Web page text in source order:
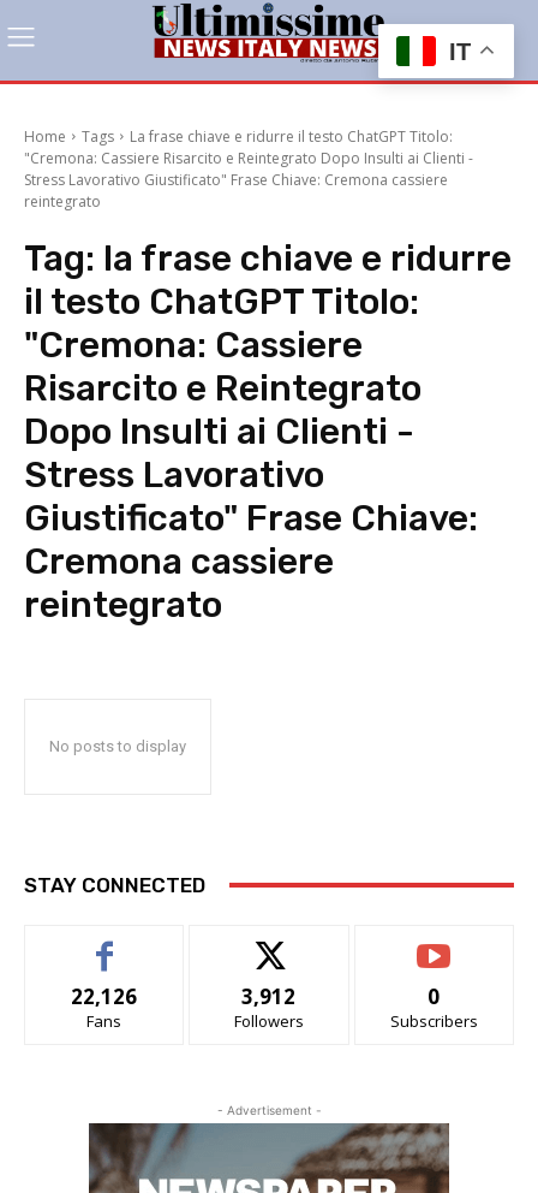
Home Tags
La frase chiave e ridurre il testo ChatGPT Titolo:
"Cremona: Cassiere Risarcito e Reintegrato Dopo Insulti ai Clienti -
Stress Lavorativo Giustificato" Frase Chiave: Cremona cassiere
reintegrato
Tag: la frase chiave e ridurre
il testo ChatGPT Titolo:
"Cremona: Cassiere
Risarcito e Reintegrato
Dopo Insulti ai Clienti -
Stress Lavorativo
Giustificato" Frase Chiave:
Cremona cassiere
reintegrato
No posts to display
STAY CONNECTED
22,126
Fans
3,912
Followers
0
Subscribers
- Advertisement -
IT